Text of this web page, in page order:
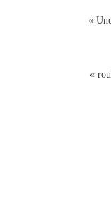
«
«